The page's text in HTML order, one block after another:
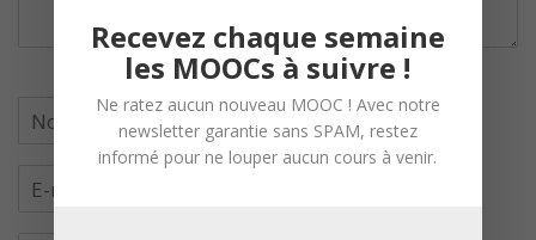
Recevez chaque semaine
les MOOCs à suivre !
Ne ratez aucun nouveau MOOC ! Avec notre
newsletter garantie sans SPAM, restez
informé pour ne louper aucun cours à venir.